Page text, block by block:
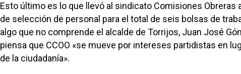
Esto último es lo que llevó al sindicato Comisiones Obreras
de selección de personal para el total de seis bolsas de
algo que no comprende el alcalde de Torrijos, Juan José
piensa que CCOO «se mueve por intereses partidistas en
de la ciudadanía».